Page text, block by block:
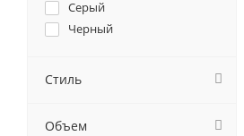
KANZLER
Korting
Kuppersberg
Lex
Серый
Черный
Стиль
Объем